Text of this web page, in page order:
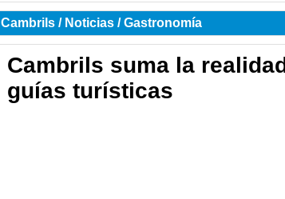
Cambrils / Noticias / Gastronomía
Cambrils suma la
guías turísticas